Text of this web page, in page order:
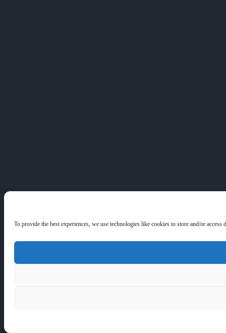
To provide the best experiences, we use technologies like cookies to store and/or